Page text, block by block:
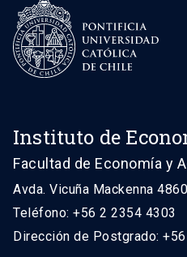
Instituto de
Facultad de Economía y
Avda. Vicuña Mackenna
Teléfono: +56 2 2354 4303
Dirección de Postgrado: